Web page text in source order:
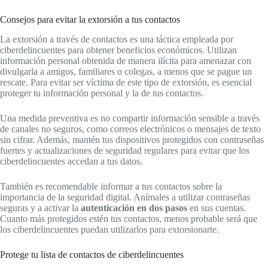
Consejos para evitar la extorsión a tus contactos
La extorsión a través de contactos es una táctica empleada por
ciberdelincuentes para obtener beneficios económicos. Utilizan
información personal obtenida de manera ilícita para amenazar con
divulgarla a amigos, familiares o colegas, a menos que se pague un
rescate. Para evitar ser víctima de este tipo de extorsión, es esencial
proteger tu información personal y la de tus contactos.
Una medida preventiva es no compartir información sensible a través
de canales no seguros, como correos electrónicos o mensajes de texto
sin cifrar. Además, mantén tus dispositivos protegidos con contraseñas
fuertes y actualizaciones de seguridad regulares para evitar que los
ciberdelincuentes accedan a tus datos.
También es recomendable informar a tus contactos sobre la
importancia de la seguridad digital. Anímales a utilizar contraseñas
seguras y a activar la autenticación en dos pasos en sus cuentas.
Cuanto más protegidos estén tus contactos, menos probable será que
los ciberdelincuentes puedan utilizarlos para extorsionarte.
Protege tu lista de contactos de ciberdelincuentes